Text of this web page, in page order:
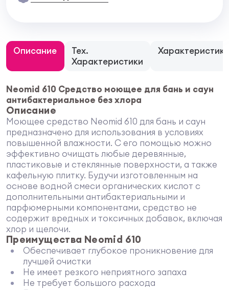
Описание
Тех.
Характеристики
Характеристики
Neomid 610 Средство моющее для бань и саун
антибактериальное без хлора
Описание
Моющее средство Neomid 610 для бань и саун
предназначено для использования в условиях
повышенной влажности. С его помощью можно
эффективно очищать любые деревянные,
пластиковые и стеклянные поверхности, а также
кафельную плитку. Будучи изготовленным на
основе водной смеси органических кислот с
дополнительными антибактериальными и
парфюмерными компонентами, средство не
содержит вредных и токсичных добавок, включая
хлор и щелочи.
Преимущества Neomid 610
Обеспечивает глубокое проникновение для
лучшей очистки
Не имеет резкого неприятного запаха
Не требует большого расхода